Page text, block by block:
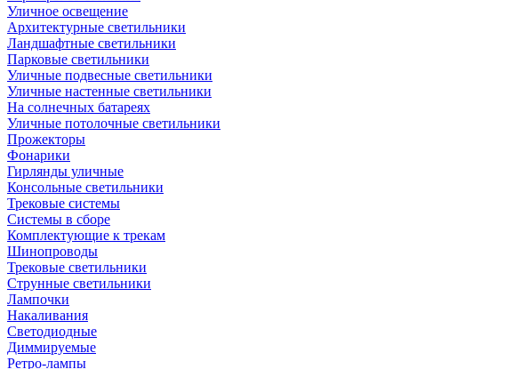
Уличное освещение
Архитектурные светильники
Ландшафтные светильники
Парковые светильники
Уличные подвесные светильники
Уличные настенные светильники
На солнечных батареях
Уличные потолочные светильники
Прожекторы
Фонарики
Гирлянды уличные
Консольные светильники
Трековые системы
Системы в сборе
Комплектующие к трекам
Шинопроводы
Трековые светильники
Струнные светильники
Лампочки
Накаливания
Светодиодные
Диммируемые
Ретро-лампы